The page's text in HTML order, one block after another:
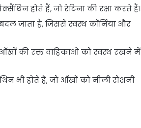
होते हैं, जो रेटिना की रक्षा करते हैं।
जाता है, जिससे स्वस्थ कॉर्निया और
की रक्त वाहिकाओं को स्वस्थ रखने में
भी होते हैं, जो आँखों को नीली रोशनी